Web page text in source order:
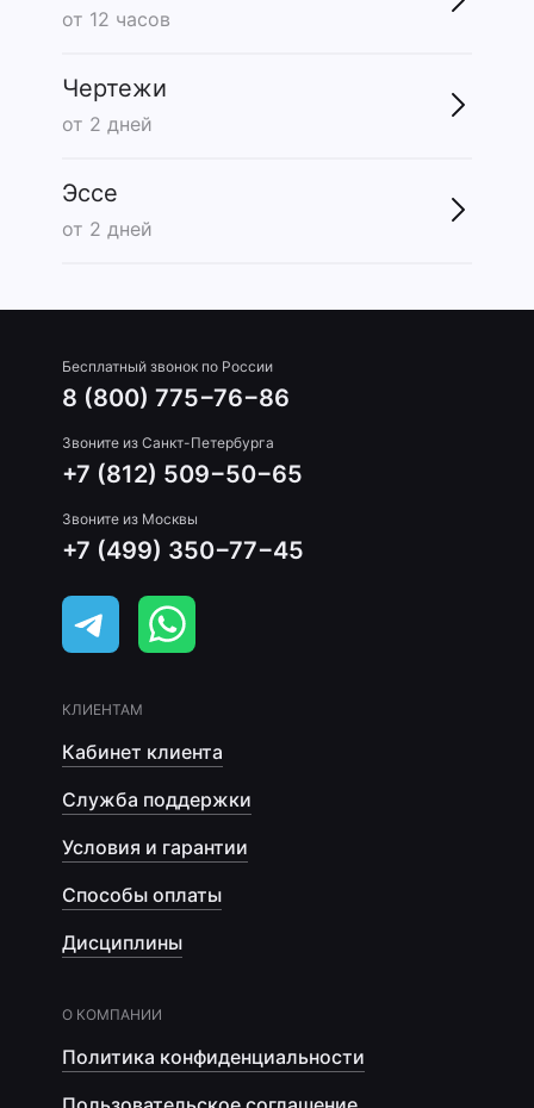
от 12 часов
Чертежи
от 2 дней
Эссе
от 2 дней
Бесплатный звонок по России
8 (800) 775−76−86
Звоните из Санкт-Петербурга
+7 (812) 509−50−65
Звоните из Москвы
+7 (499) 350−77−45
КЛИЕНТАМ
Кабинет клиента
Служба поддержки
Условия и гарантии
Способы оплаты
Дисциплины
О КОМПАНИИ
Политика конфиденциальности